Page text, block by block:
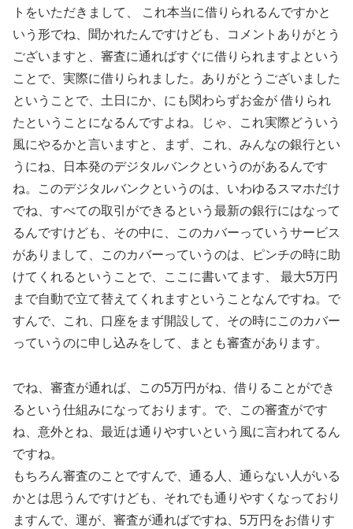
トをいただきまして、 これ本当に借りられるんですかと
いう形でね、聞かれたんですけども、コメントありがとう
ございますと、審査に通ればすぐに借りられますよという
ことで、実際に借りられました。ありがとうございました
ということで、土日にか、にも関わらずお金が 借りられ
たということになるんですよね。じゃ、これ実際どういう
風にやるかと言いますと、まず、これ、みんなの銀行とい
うにね、日本発のデジタルバンクというのがあるんです
ね。このデジタルバンクというのは、いわゆるスマホだけ
でね、すべての取引ができるという最新の銀行にはなって
るんですけども、その中に、このカバーっていうサービス
がありまして、このカバーっていうのは、ピンチの時に助
けてくれるということで、ここに書いてます、 最大5万円
まで自動で立て替えてくれますということなんですね。で
すんで、これ、口座をまず開設して、その時にこのカバー
っていうのに申し込みをして、まとも審査があります。
でね、審査が通れば、この5万円がね、借りることができ
るという仕組みになっております。で、この審査がです
ね、意外とね、最近は通りやすいという風に言われてるん
ですね。
もちろん審査のことですんで、通る人、通らない人がいる
かとは思うんですけども、それでも通りやすくなっており
ますんで、運が、審査が通ればですね、5万円をお借りす